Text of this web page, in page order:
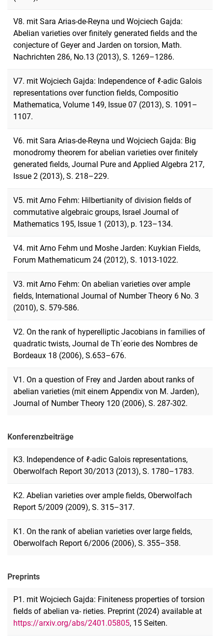
V8. mit Sara Arias-de-Reyna und Wojciech Gajda:
Abelian varieties over finitely generated fields and the
conjecture of Geyer and Jarden on torsion, Math.
Nachrichten 286, No.13 (2013), S. 1269–1286.
V7. mit Wojciech Gajda: Independence of ℓ-adic Galois
representations over function fields, Compositio
Mathematica, Volume 149, Issue 07 (2013), S. 1091–
1107.
V6. mit Sara Arias-de-Reyna und Wojciech Gajda: Big
monodromy theorem for abelian varieties over finitely
generated fields, Journal Pure and Applied Algebra 217,
Issue 2 (2013), S. 218–229.
V5. mit Arno Fehm: Hilbertianity of division fields of
commutative algebraic groups, Israel Journal of
Mathematics 195, Issue 1 (2013), p. 123–134.
V4. mit Arno Fehm und Moshe Jarden: Kuykian Fields,
Forum Mathematicum 24 (2012), S. 1013-1022.
V3. mit Arno Fehm: On abelian varieties over ample
fields, International Journal of Number Theory 6 No. 3
(2010), S. 579-586.
V2. On the rank of hyperelliptic Jacobians in families of
quadratic twists, Journal de Th´eorie des Nombres de
Bordeaux 18 (2006), S.653–676.
V1. On a question of Frey and Jarden about ranks of
abelian varieties (mit einem Appendix von M. Jarden),
Journal of Number Theory 120 (2006), S. 287-302.
Konferenzbeiträge
K3. Independence of ℓ-adic Galois representations,
Oberwolfach Report 30/2013 (2013), S. 1780–1783.
K2. Abelian varieties over ample fields, Oberwolfach
Report 5/2009 (2009), S. 315–317.
K1. On the rank of abelian varieties over large fields,
Oberwolfach Report 6/2006 (2006), S. 355–358.
Preprints
P1. mit Wojciech Gajda: Finiteness properties of torsion
fields of abelian va- rieties. Preprint (2024) available at
https://arxiv.org/abs/2401.05805, 15 Seiten.